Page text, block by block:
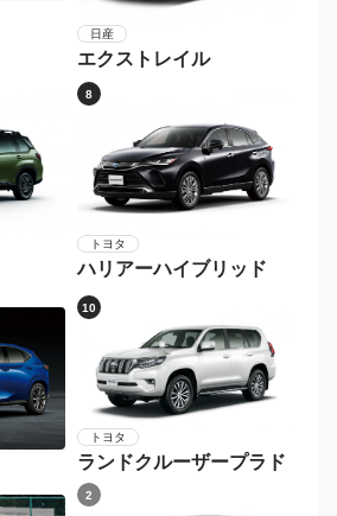
日産
エクストレイル
8
トヨタ
ハリアーハイブリッド
10
トヨタ
ランドクルーザープラド
2